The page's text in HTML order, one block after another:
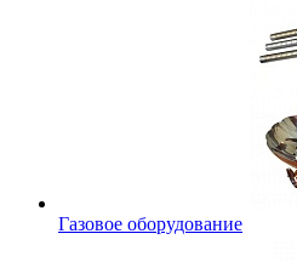
Газовое оборудование